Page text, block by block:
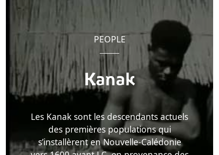
PEOPLE
Kanak
Les Kanak sont les descendants actuels
des premières populations qui
s’installèrent en Nouvelle-Calédonie